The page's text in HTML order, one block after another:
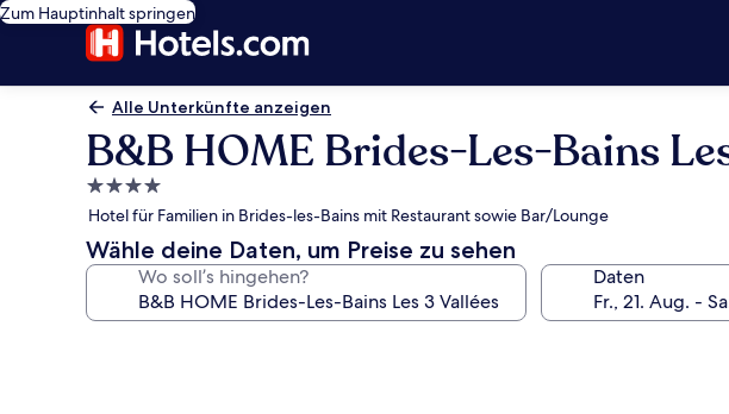
Zum Hauptinhalt springen
Alle Unterkünfte anzeigen
B&B HOME Brides-Les-Bains
4.0-
Sterne-
Unterkunft
Hotel für Familien in Brides-les-Bains mit Restaurant sowie Bar/Lounge
Wähle deine Daten, um Preise zu sehen
Wo soll’s hingehen? Daten